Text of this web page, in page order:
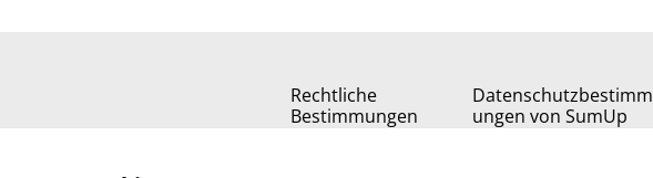
Rechtliche
Bestimmungen
Datenschutzbestimm
ungen von SumUp